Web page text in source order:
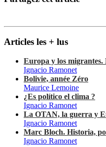
Articles les + lus
Europa y los migrantes.
Ignacio Ramonet
Bolivie, année Zéro
Maurice Lemoine
¿Es político el clima ?
Ignacio Ramonet
La OTAN, la guerra y
Ignacio Ramonet
Marc Bloch. Historia,
Ignacio Ramonet